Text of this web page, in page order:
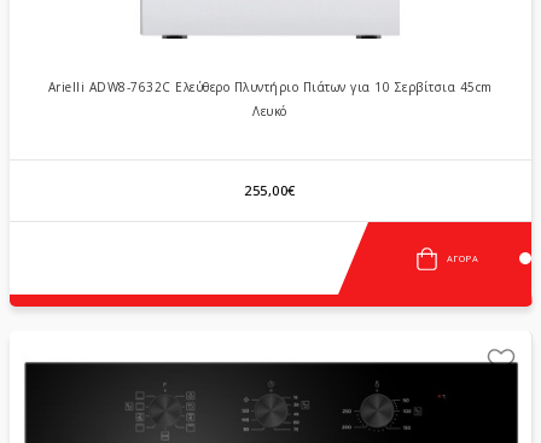
Arielli ADW8-7632C Ελεύθερο Πλυντήριο Πιάτων για 10 Σερβίτσια 45cm
Λευκό
255,00€
ΑΓΟΡΆ